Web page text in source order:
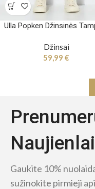
Ulla Popken Džinsinės
Džinsai
59,99 €
Gaukite 10%
sužinokite pirmieji